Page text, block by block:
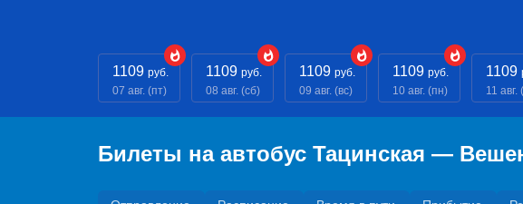
1109 руб.
07 авг. (пт)
1109 руб.
08 авг. (сб)
1109 руб.
09 авг. (вс)
1109 руб.
10 авг. (пн)
1109
11 авг.
Билеты на автобус Тацинская —